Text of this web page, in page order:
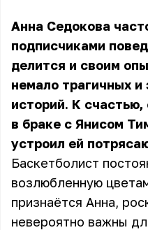
Анна Седокова
подписчиками
делится и своим
немало трагичных
историй. К счастью,
в браке с Янисом
устроил ей
Баскетболист
возлюбленную
признаётся Анна,
невероятно важны